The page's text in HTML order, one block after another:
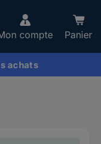
compte Panier
achats